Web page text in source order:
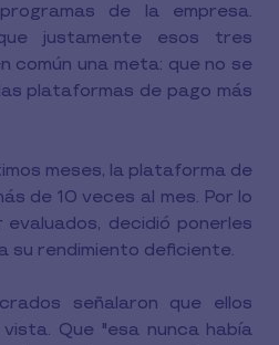
de la empresa.
justamente esos tres
común una meta: que no se
plataformas de pago más
meses, la plataforma de
de 10 veces al mes. Por lo
decidió ponerles
su rendimiento deficiente.
señalaron que ellos
Que "esa nunca había